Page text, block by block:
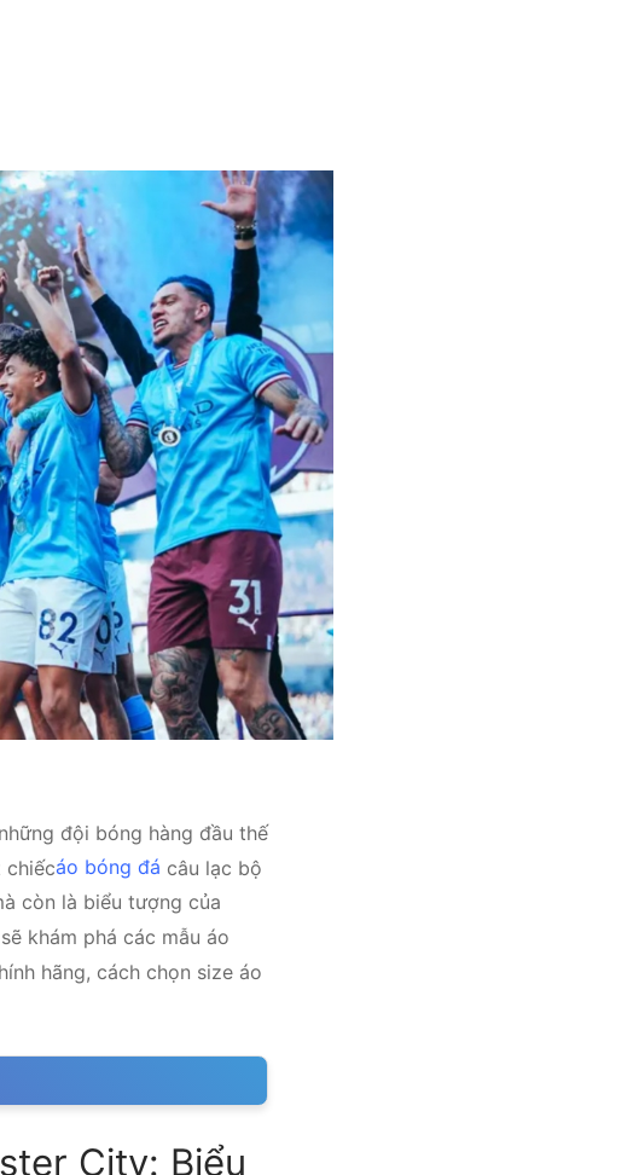
đội bóng hàng đầu thế
chiếcáo bóng đá câu lạc bộ
còn là biểu tượng của
sẽ khám phá các mẫu áo
hãng, cách chọn size áo
City: Biểu